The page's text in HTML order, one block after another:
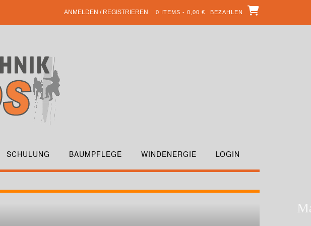
ANMELDEN / REGISTRIEREN 0 ITEMS - 0,00 € BEZAHLEN
SCHULUNG BAUMPFLEGE WINDENERGIE LOGIN